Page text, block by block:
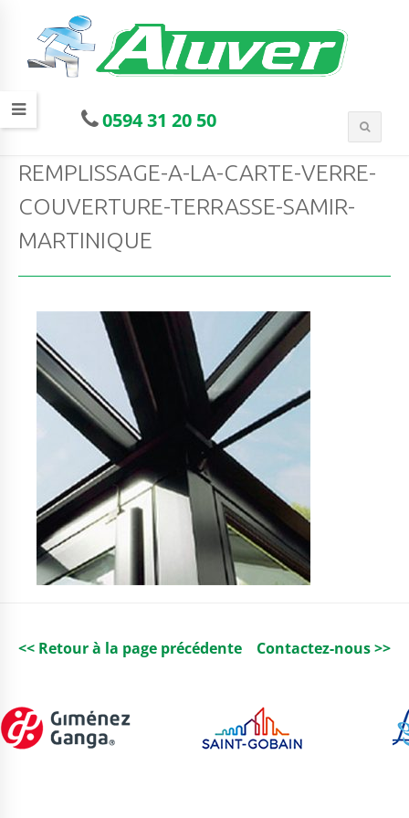
0594 31 20 50
REMPLISSAGE-A-LA-CARTE-VERRE-
COUVERTURE-TERRASSE-SAMIR-
MARTINIQUE
<< Retour à la page précédente Contactez-nous >>